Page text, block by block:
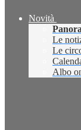
Novità
Le
Le
Albo